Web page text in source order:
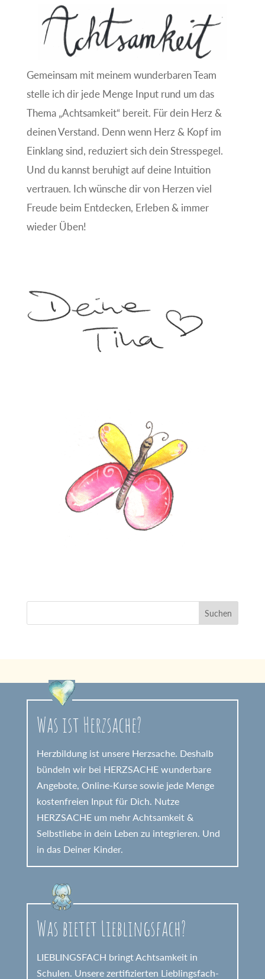
Gemeinsam mit meinem wunderbaren Team
stelle ich dir jede Menge Input rund um das
Thema „Achtsamkeit“ bereit. Für dein Herz &
deinen Verstand. Denn wenn Herz & Kopf im
Einklang sind, reduziert sich dein Stresspegel.
Und du kannst beruhigt auf deine Intuition
vertrauen. Ich wünsche dir von Herzen viel
Freude beim Entdecken, Erleben & immer
wieder Üben!
Was ist Herzsache?
Herzbildung ist unsere Herzsache. Deshalb
bündeln wir bei HERZSACHE wunderbare
Angebote, Online-Kurse sowie jede Menge
kostenfreien Input für Dich. Nutze
HERZSACHE um mehr Achtsamkeit &
Selbstliebe in dein Leben zu integrieren. Und
in das Deiner Kinder.
Was bietet Lieblingsfach?
LIEBLINGSFACH bringt Achtsamkeit in
Schulen. Unsere zertifizierten Lieblingsfach-